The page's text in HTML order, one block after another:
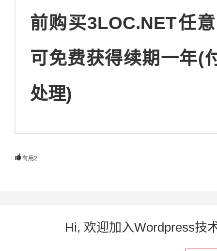
前购买3LOC.NET任
可免费获得续期一年(
处理)
有用2
Hi, 欢迎加入Wordpress技